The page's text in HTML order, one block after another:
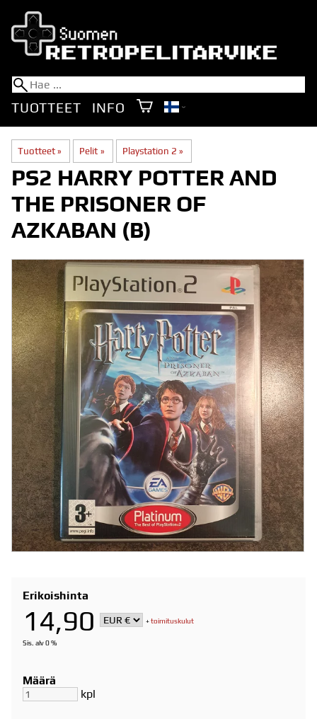
TUOTTEET INFO
Tuotteet ‪» Pelit ‪» Playstation 2 ‪»
PS2 HARRY POTTER AND
THE PRISONER OF
AZKABAN (B)
Erikoishinta
14,90 +toimituskulut
Sis. alv 0 %
Määrä
kpl